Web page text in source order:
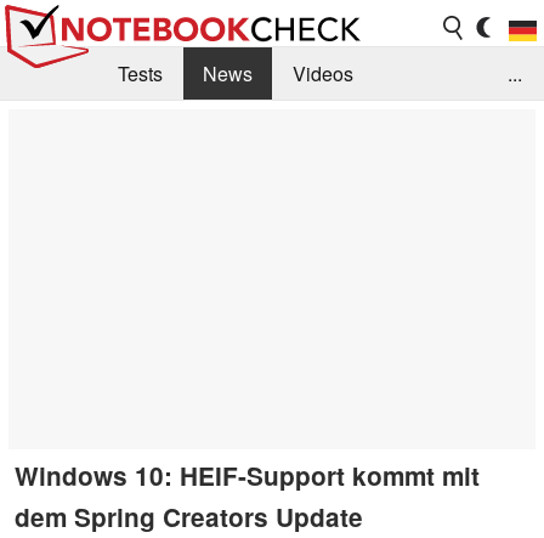
Tests News
Videos
...
Windows 10: HEIF-Support kommt mit
dem Spring Creators Update